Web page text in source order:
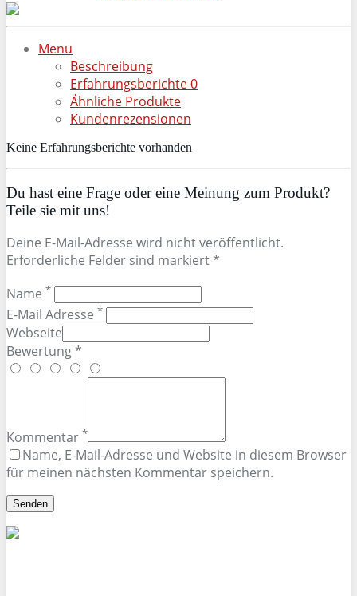
Menu
Beschreibung
Erfahrungsberichte0
Ähnliche Produkte
Kundenrezensionen
Keine Erfahrungsberichte vorhanden
Du hast eine Frage oder eine Meinung zum Produkt?
Teile sie mit uns!
Deine E-Mail-Adresse wird nicht veröffentlicht.
Erforderliche Felder sind markiert *
Name *
E-Mail Adresse *
Webseite
Bewertung *
Kommentar *
Name, E-Mail-Adresse und Website in diesem Browser
für meinen nächsten Kommentar speichern.